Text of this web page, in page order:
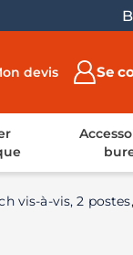
devis Se
vis-à-vis, 2